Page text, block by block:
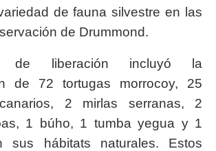
de fauna silvestre en las
de Drummond.
de liberación incluyó la
de 72 tortugas morrocoy, 25
2 mirlas serranas, 2
1 búho, 1 tumba yegua y 1
sus hábitats naturales. Estos